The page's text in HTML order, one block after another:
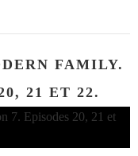
FAMILY.
21 ET 22.